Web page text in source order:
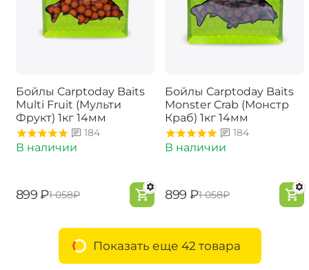
Бойлы Carptoday Baits
Multi Fruit (Мульти
Фрукт) 1кг 14мм
184
В наличии
‍899‍ ₽‍1 058‍₽
Бойлы Carptoday Baits
Monster Crab (Монстр
Краб) 1кг 14мм
184
В наличии
‍899‍ ₽‍1 058‍₽
Показать еще 42 товара